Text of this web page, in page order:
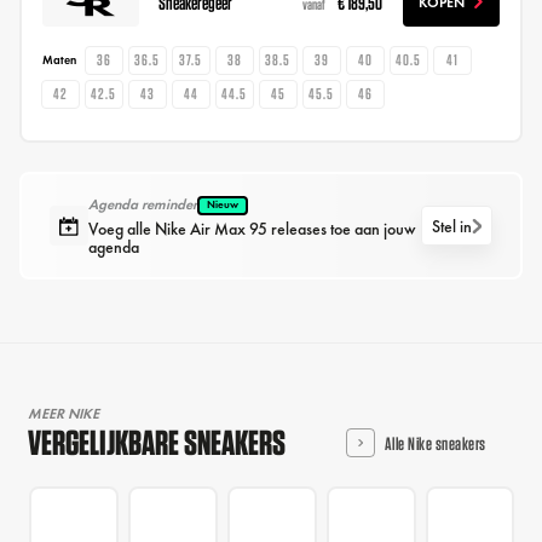
vanaf
Maten 36 36.5 37.5 38 38.5 39 40 40.5
41
42
42.5 43 44 44.5 45 45.5 46
Agenda reminder Nieuw
Voeg alle Nike Air Max 95 releases toe aan jouw
agenda
Stel in
MEER NIKE
VERGELIJKBARE SNEAKERS Alle Nike sneakers